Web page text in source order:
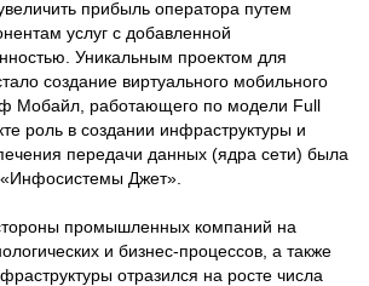
прибыль оператора путем
услуг с добавленной
Уникальным проектом для
создание виртуального мобильного
Мобайл, работающего по модели Full
роль в создании инфраструктуры и
передачи данных (ядра сети) была
Джет».
промышленных компаний на
и бизнес-процессов, а также
отразился на росте числа